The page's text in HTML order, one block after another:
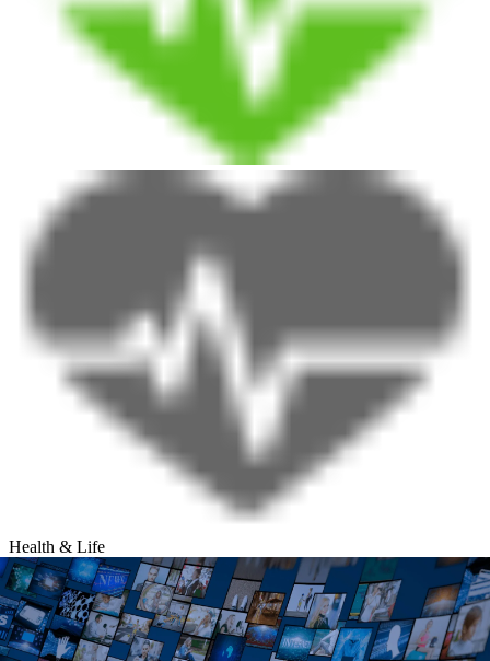
Health & Life